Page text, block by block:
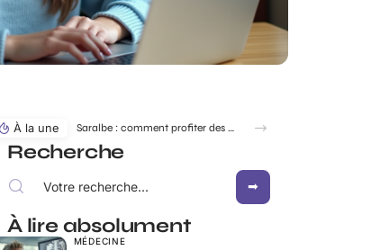
À la une Saralbe : comment profiter des bords de l’eau en toute saison ?
Recherche
À lire absolument
MÉDECINE